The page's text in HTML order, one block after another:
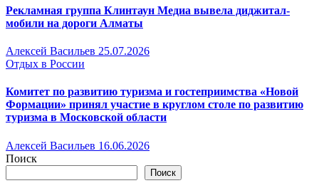
Рекламная группа Клинтаун Медиа вывела диджитал-
мобили на дороги Алматы
Алексей Васильев 25.07.2026
Отдых в России
Комитет по развитию туризма и гостеприимства «Новой
Формации» принял участие в круглом столе по развитию
туризма в Московской области
Алексей Васильев 16.06.2026
Поиск
Поиск